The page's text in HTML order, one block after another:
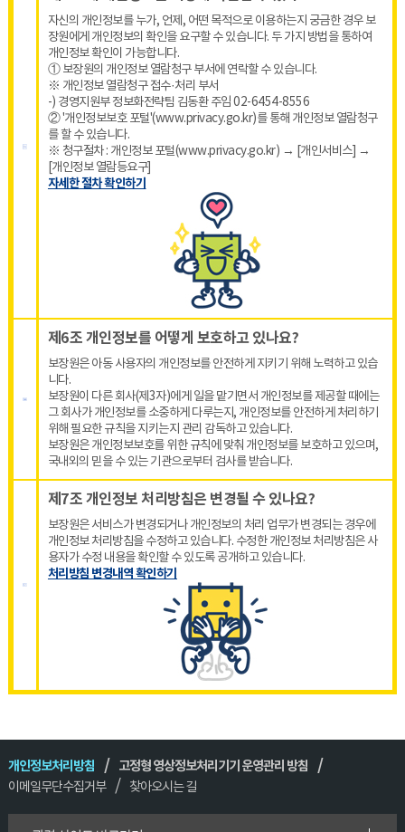
자신의 개인정보를 누가, 언제, 어떤 목적으로 이용하는지 궁금한 경우 보
장원에게 개인정보의 확인을 요구할 수 있습니다. 두 가지 방법을 통하여
개인정보 확인이 가능합니다.
① 보장원의 개인정보 열람청구 부서에 연락할 수 있습니다.
※ 개인정보 열람청구 접수·처리 부서
-) 경영지원부 정보화전략팀 김동환 주임 02-6454-8556
② '개인정보보호 포털'(www.privacy.go.kr)를 통해 개인정보 열람청구
를 할 수 있습니다.
※ 청구절차 : 개인정보 포털(www.privacy.go.kr) → [개인서비스] →
[개인정보 열람등요구]
자세한 절차 확인하기
제6조 개인정보를 어떻게 보호하고 있나요?
보장원은 아동 사용자의 개인정보를 안전하게 지키기 위해 노력하고 있습
니다.
보장원이 다른 회사(제3자)에게 일을 맡기면서 개인정보를 제공할 때에는
그 회사가 개인정보를 소중하게 다루는지, 개인정보를 안전하게 처리하기
위해 필요한 규칙을 지키는지 관리 감독하고 있습니다.
보장원은 개인정보보호를 위한 규칙에 맞춰 개인정보를 보호하고 있으며,
국내외의 믿을 수 있는 기관으로부터 검사를 받습니다.
제7조 개인정보 처리방침은 변경될 수 있나요?
보장원은 서비스가 변경되거나 개인정보의 처리 업무가 변경되는 경우에
개인정보 처리방침을 수정하고 있습니다. 수정한 개인정보 처리방침은 사
용자가 수정 내용을 확인할 수 있도록 공개하고 있습니다.
처리방침 변경내역 확인하기
개인정보처리방침
고정형 영상정보처리기기 운영관리 방침
이메일무단수집거부
찾아오시는 길